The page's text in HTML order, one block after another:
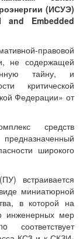
(ИСУЭ)
Embedded
правовой
не содержащей
тайну, и
критической
Федерации» от
средств
широкого
встраивается
миниатюрной
в которой на
инженерных мер